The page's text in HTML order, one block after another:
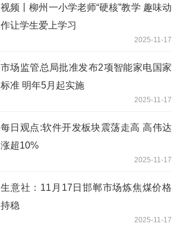
视频丨柳州一小学老师“硬核”教学 趣味动
作让学生爱上学习
2025-11-17
市场监管总局批准发布2项智能家电国家
标准 明年5月起实施
2025-11-17
每日观点:软件开发板块震荡走高 高伟达
涨超10%
2025-11-17
生意社：11月17日邯郸市场炼焦煤价格
持稳
2025-11-17